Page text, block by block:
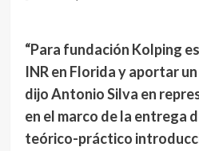
“Para fundación Kolping
INR en Florida y aportar
dijo Antonio Silva en
en el marco de la entrega
teórico-práctico